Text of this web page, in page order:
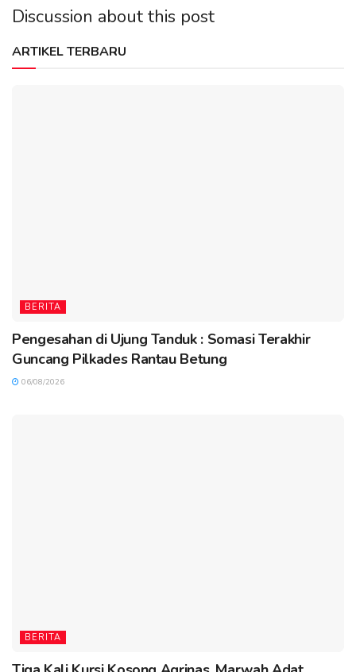
Discussion about this post
ARTIKEL TERBARU
BERITA
Pengesahan di Ujung Tanduk : Somasi Terakhir
Guncang Pilkades Rantau Betung
06/08/2026
BERITA